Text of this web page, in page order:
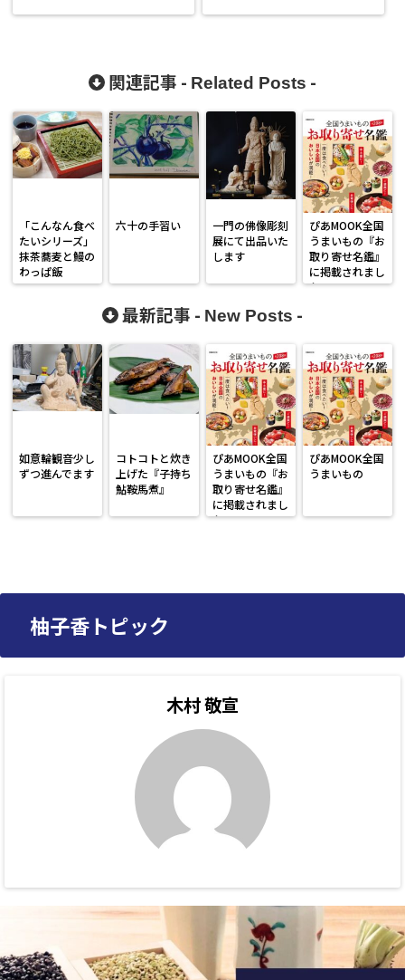
関連記事 - Related Posts -
「こんなん食べ
たいシリーズ」
抹茶蕎麦と鰻の
わっぱ飯
六十の手習い
一門の佛像彫刻
展にて出品いた
します
ぴあMOOK全国
うまいもの『お
取り寄せ名鑑』
に掲載されまし
た。
最新記事 - New Posts -
如意輪観音少し
ずつ進んでます
コトコトと炊き
上げた『子持ち
鮎鞍馬煮』
ぴあMOOK全国
うまいもの『お
取り寄せ名鑑』
に掲載されまし
た。
ぴあMOOK全国
うまいもの
柚子香トピック
木村 敬宣